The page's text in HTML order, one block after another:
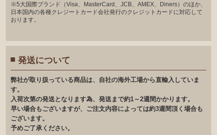
※5大国際ブランド（Visa、MasterCard、JCB、AMEX、Diners）のほか、
日本国内の各種クレジートカード会社発行のクレジットカードに対応して
おります。
発送について
弊社が取り扱っている商品は、自社の海外工場から直輸入していま
す。
入荷次第の発送となります為、発送まで約1～2週間かかります。
早い場合もございますが、ご注文内容によっては約3週間頂く場合も
ございます。
予めご了承ください。